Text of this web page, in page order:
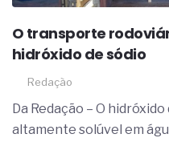
O transporte
hidróxido de sódio
Redação
Da Redação – O
altamente solúvel em